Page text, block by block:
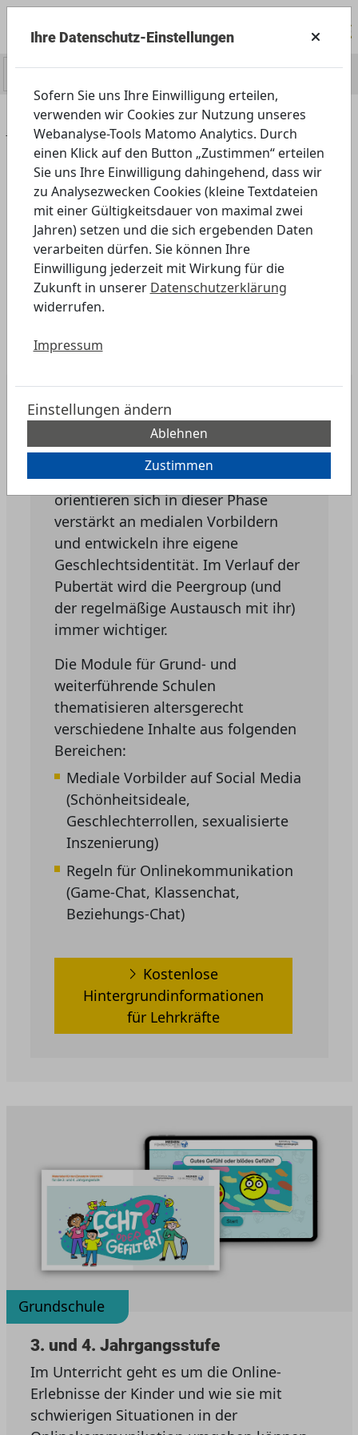
Home Angebot
Specials
Sexualität und Medien
Sexualität und Medien
Material „Sexualität und
Medien“
Die sogenannte Vorpubertät beginnt
bei den meisten Kindern gegen Ende
der Grundschulzeit. Kinder
orientieren sich in dieser Phase
verstärkt an medialen Vorbildern
und entwickeln ihre eigene
Geschlechtsidentität. Im Verlauf der
Pubertät wird die Peergroup (und
der regelmäßige Austausch mit ihr)
immer wichtiger.
Die Module für Grund- und
weiterführende Schulen
thematisieren altersgerecht
verschiedene Inhalte aus folgenden
Bereichen:
Mediale Vorbilder auf Social Media
(Schönheitsideale,
Geschlechterrollen, sexualisierte
Inszenierung)
Regeln für Onlinekommunikation
(Game-Chat, Klassenchat,
Beziehungs-Chat)
Kostenlose
Hintergrundinformationen
für Lehrkräfte
Grundschule
3. und 4. Jahrgangsstufe
Im Unterricht geht es um die Online-
Erlebnisse der Kinder und wie sie mit
schwierigen Situationen in der
Ihre Datenschutz-Einstellungen
Sofern Sie uns Ihre Einwilligung erteilen,
verwenden wir Cookies zur Nutzung unseres
Webanalyse-Tools Matomo Analytics. Durch
einen Klick auf den Button „Zustimmen“ erteilen
Sie uns Ihre Einwilligung dahingehend, dass wir
zu Analysezwecken Cookies (kleine Textdateien
mit einer Gültigkeitsdauer von maximal zwei
Jahren) setzen und die sich ergebenden Daten
verarbeiten dürfen. Sie können Ihre
Einwilligung jederzeit mit Wirkung für die
Zukunft in unserer Datenschutzerklärung
widerrufen.
Impressum
Einstellungen ändern
Ablehnen
Zustimmen